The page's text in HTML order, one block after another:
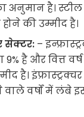
है। स्टील
की उम्मीद है।
सेक्टर: –
है और वित्त
है।
वर्षों में लंबे